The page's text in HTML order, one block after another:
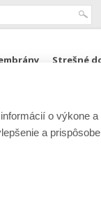
Strešné
schody FAKRO
o výkone
a